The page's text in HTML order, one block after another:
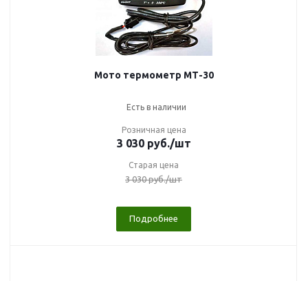
Мото термометр МТ-30
Есть в наличии
Розничная цена
3 030руб./шт
Старая цена
3 030руб./шт
Подробнее